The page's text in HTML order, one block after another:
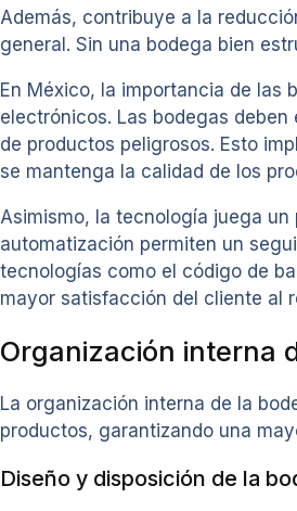
Además, contribuye a la
general. Sin una bodega bien
En México, la importancia de las
electrónicos. Las bodegas
de productos peligrosos. Esto
se mantenga la calidad de los
Asimismo, la tecnología juega
automatización permiten un
tecnologías como el código de
mayor satisfacción del cliente al
Organización interna
La organización interna de la
productos, garantizando una
Diseño y disposición de la